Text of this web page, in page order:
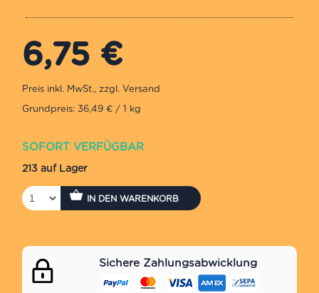
6,75 €
Grundpreis: 36,49 € / 1 kg
SOFORT VERFÜGBAR
213 auf Lager
IN DEN WARENKORB
Sichere Zahlungsabwicklung